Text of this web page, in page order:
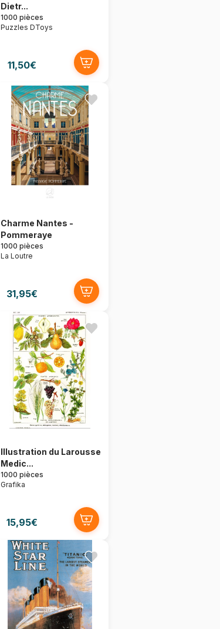
Dietr...
1000 pièces
Puzzles DToys
11,50€
Charme Nantes -
Pommeraye
1000 pièces
La Loutre
31,95€
Illustration du Larousse
Medic...
1000 pièces
Grafika
15,95€